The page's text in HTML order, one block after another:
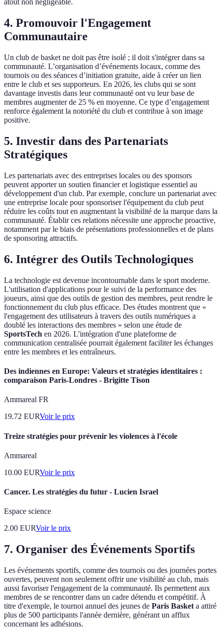
atout non négligeable.
4. Promouvoir l'Engagement
Communautaire
Un club de basket ne doit pas être isolé ; il doit s'intégrer dans sa
communauté. L’organisation d’événements locaux, comme des
tournois ou des séances d’initiation gratuite, aide à créer un lien
entre le club et ses supporteurs. En 2026, les clubs qui se sont
davantage investis dans leur communauté ont vu leur base de
membres augmenter de 25 % en moyenne. Ce type d’engagement
renforce également la notoriété du club et contribue à son image
positive.
5. Investir dans des Partenariats
Stratégiques
Les partenariats avec des entreprises locales ou des sponsors
peuvent apporter un soutien financier et logistique essentiel au
développement d'un club. Par exemple, conclure un partenariat avec
une entreprise locale pour sponsoriser l'équipement du club peut
réduire les coûts tout en augmentant la visibilité de la marque dans la
communauté. Établir ces relations nécessite une approche proactive,
notamment par le biais de présentations professionnelles et de plans
de sponsoring attractifs.
6. Intégrer des Outils Technologiques
La technologie est devenue incontournable dans le sport moderne.
L'utilisation d'applications pour le suivi de la performance des
joueurs, ainsi que des outils de gestion des membres, peut rendre le
fonctionnement du club plus efficace. Des études montrent que «
l'engagement des utilisateurs à travers des outils numériques a
doublé les interactions des membres » selon une étude de
SportsTech en 2026. L'intégration d'une plateforme de
communication centralisée pourrait également faciliter les échanges
entre les membres et les entraîneurs.
Des indiennes en Europe: Valeurs et stratégies identitaires :
comparaison Paris-Londres - Brigitte Tison
Ammareal FR
19.72 EURVoir le prix
Treize stratégies pour prévenir les violences à l'école
Ammareal
10.00 EURVoir le prix
Cancer. Les stratégies du futur - Lucien Israel
Espace science
2.00 EURVoir le prix
7. Organiser des Événements Sportifs
Les événements sportifs, comme des tournois ou des journées portes
ouvertes, peuvent non seulement offrir une visibilité au club, mais
aussi favoriser l'engagement de la communauté. Ils permettent aux
membres de se rencontrer dans un cadre détendu et compétitif. À
titre d'exemple, le tournoi annuel des jeunes de Paris Basket a attiré
plus de 500 participants l'année dernière, générant un afflux
concernant les adhésions.